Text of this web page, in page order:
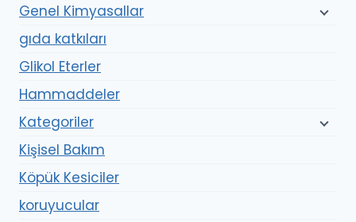
Genel Kimyasallar
gıda katkıları
Glikol Eterler
Hammaddeler
Kategoriler
Kişisel Bakım
Köpük Kesiciler
koruyucular